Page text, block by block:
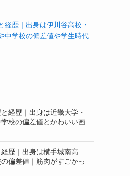
経歴｜出身は伊川谷高校・
中学校の偏差値や学生時代
経歴｜出身は近畿大学・
校の偏差値とかわいい画
歴｜出身は横手城南高
偏差値｜筋肉がすごかっ